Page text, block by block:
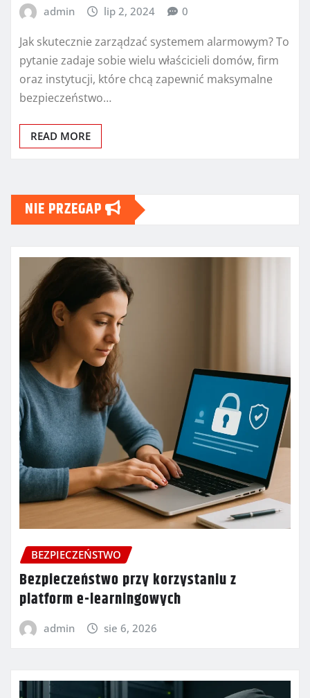
admin lip 2, 2024 0
Jak skutecznie zarządzać systemem alarmowym? To
pytanie zadaje sobie wielu właścicieli domów, firm
oraz instytucji, które chcą zapewnić maksymalne
bezpieczeństwo…
READ MORE
NIE PRZEGAP
BEZPIECZEŃSTWO
Bezpieczeństwo przy korzystaniu z
platform e-learningowych
admin sie 6, 2026